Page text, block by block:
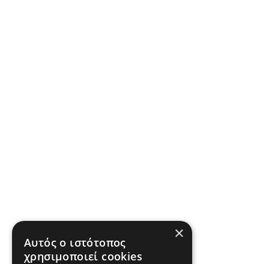
×
Αυτός ο ιστότοπος
χρησιμοποιεί cookies